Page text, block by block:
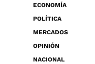
ECONOMÍA
POLÍTICA
MERCADOS
OPINIÓN
NACIONAL